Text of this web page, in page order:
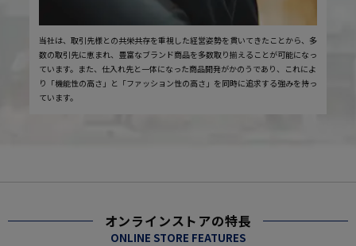
当社は、取引先様との共栄共存を重視した経営姿勢を貫いてきたことから、多
数の取引先に恵まれ、豊富なブランド商品を多数取り揃えることが可能になっ
ています。また、仕入れ先と一体になった商品開発がかのうであり、これによ
り「機能性の高さ」と「ファッション性の高さ」を同時に追求する強みを持っ
ています。
オンラインストアの特長
ONLINE STORE FEATURES